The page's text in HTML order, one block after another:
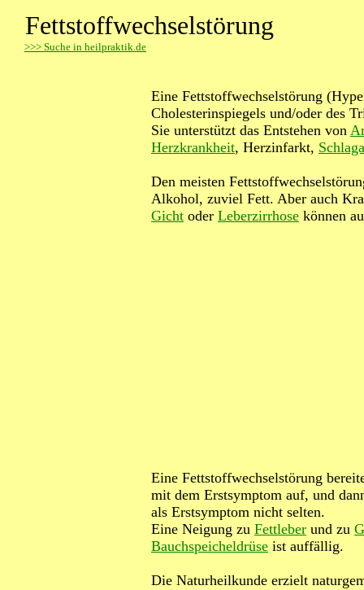
Fettstoffwechselstörung
>>> Suche in heilpraktik.de
Eine Fettstoffwechselstörung
Cholesterinspiegels und/oder des
Sie unterstützt das Entstehen von
Herzkrankheit, Herzinfarkt,
Den meisten
Alkohol, zuviel Fett. Aber auch
Gicht oder Leberzirrhose können
Eine Fettstoffwechselstörung
mit dem Erstsymptom auf, und
als Erstsymptom nicht selten.
Eine Neigung zu Fettleber und zu
Bauchspeicheldrüse ist auffällig.
Die Naturheilkunde erzielt